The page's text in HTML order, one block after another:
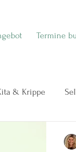
Termine
& Krippe